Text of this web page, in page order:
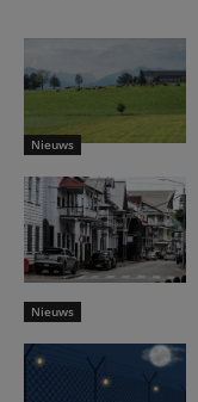
Nieuws
Nieuws